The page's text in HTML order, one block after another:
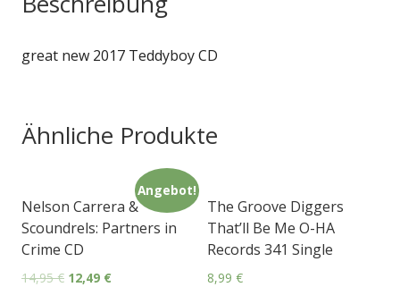
great new 2017 Teddyboy CD
Ähnliche Produkte
Angebot!
Nelson Carrera &
Scoundrels: Partners in
Crime CD
14,95€ 12,49 €
The Groove Diggers
That’ll Be Me O-HA
Records 341 Single
8,99 €